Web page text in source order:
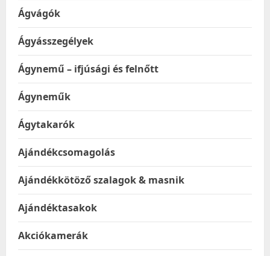
Ágvágók
Ágyásszegélyek
Ágynemű – ifjúsági és felnőtt
Ágyneműk
Ágytakarók
Ajándékcsomagolás
Ajándékkötöző szalagok & masnik
Ajándéktasakok
Akciókamerák